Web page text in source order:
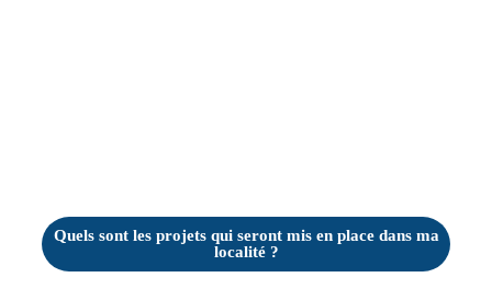
Quels sont les projets qui seront mis en place dans ma
localité ?